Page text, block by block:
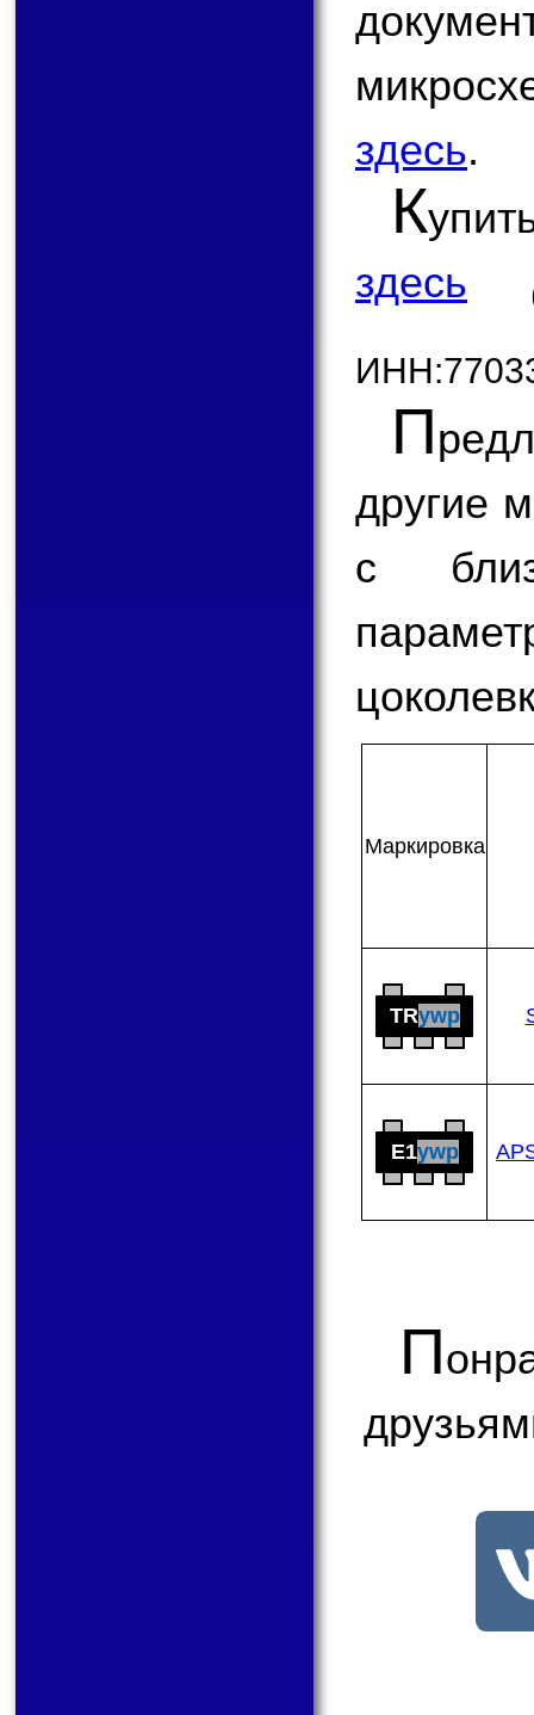
здесь.
К
здесь
П
другие
с
Мар­ки­ров­ка
TRywp
E1ywp
П